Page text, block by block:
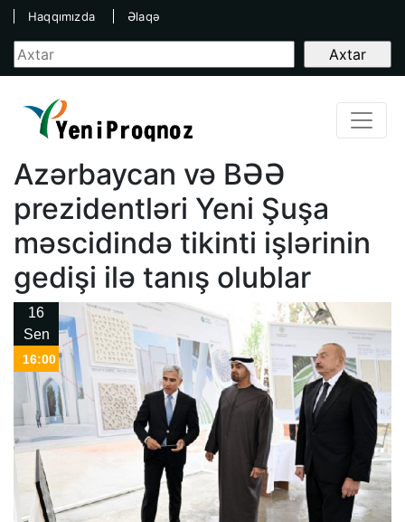
Haqqımızda Əlaqə
Azərbaycan və BƏƏ
prezidentləri Yeni Şuşa
məscidində tikinti işlərinin
gedişi ilə tanış olublar
16
Sen
16:00